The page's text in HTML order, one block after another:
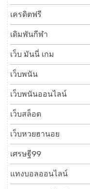
เครดิตฟรี
เดิมพันกีฬา
เว็บ มันนี่ เกม
เว็บพนัน
เว็บพนันออนไลน์
เว็บสล็อต
เว็บหวยฮานอย
เศรษฐี99
แทงบอลออนไลน์